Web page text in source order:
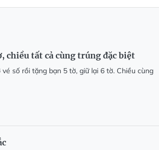
chiều tất cả cùng trúng đặc biệt
số rồi tặng bạn 5 tờ, giữ lại 6 tờ. Chiều cùng